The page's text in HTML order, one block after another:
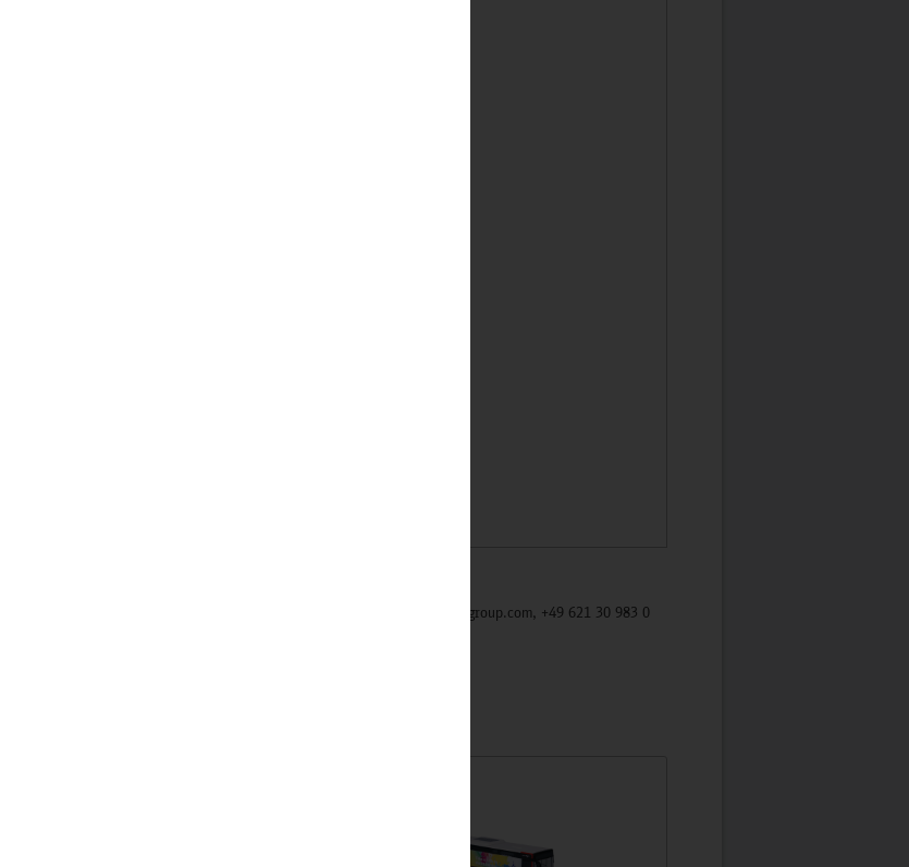
und Lüftungsgittern.
eingesetzt, Fugen und Türrahmen graviert.
wie Achsen und Gitterrahmen versehen.
ausgeführt, verpackt als Beilegeteil
aus einem Teil gefertigt.
/ -lackierung
aufgedruckt.
eingefärbt.
Design
68229 Mannheim, Deutschland, Info@mycybergroup.com, https://mycybergroup.com, +49 621 30 983 0
Sie